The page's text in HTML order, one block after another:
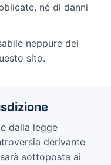
né di danni
neppure dei
sito.
dalla legge
derivante
sottoposta ai